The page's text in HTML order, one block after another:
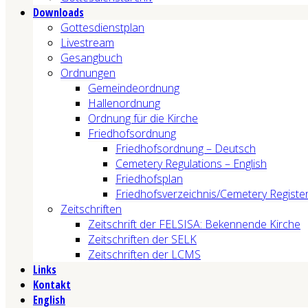
Downloads
Gottesdienstplan
Livestream
Gesangbuch
Ordnungen
Gemeindeordnung
Hallenordnung
Ordnung für die Kirche
Friedhofsordnung
Friedhofsordnung – Deutsch
Cemetery Regulations – English
Friedhofsplan
Friedhofsverzeichnis/Cemetery
Zeitschriften
Zeitschrift der FELSISA: Bekennende Kirche
Zeitschriften der SELK
Zeitschriften der LCMS
Links
Kontakt
English